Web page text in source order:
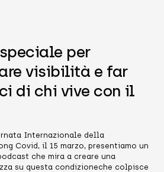
per
visibilità e far
di chi vive con il
Internazionale della
Covid, il 15 marzo, presentiamo un
che mira a creare una
su questa condizioneche colpisce